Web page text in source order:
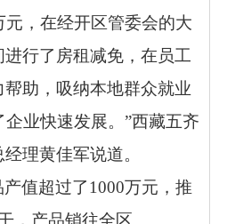
，在经开区管委会的大
行了房租减免，在员工
助，吸纳本地群众就业
业快速发展。”西藏五齐
理黄佳军说道。
值超过了1000万元，推
，产品销往全区。